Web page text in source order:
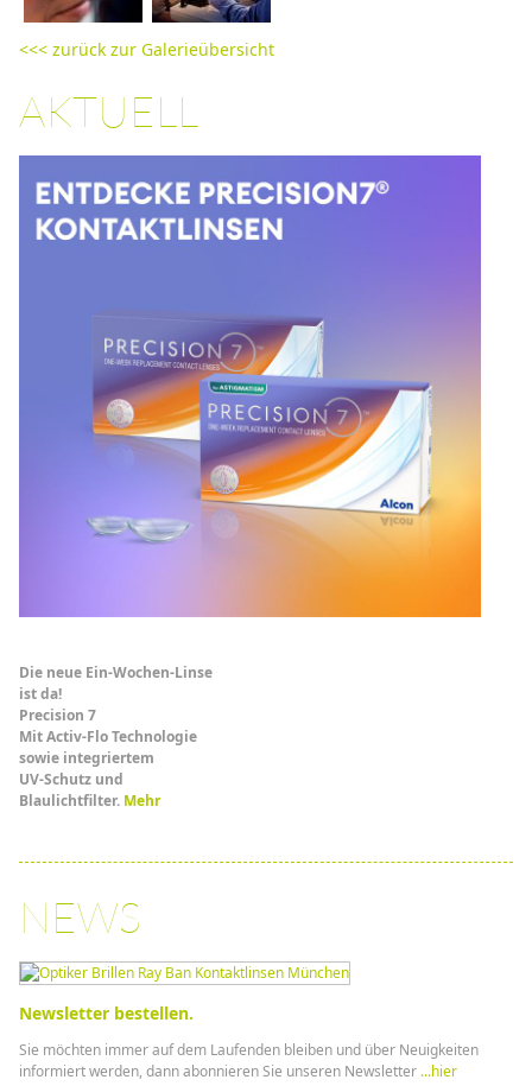
<<< zurück zur Galerieübersicht
AKTUELL
Die neue Ein-Wochen-Linse
ist da!
Precision 7
Mit Activ-Flo Technologie
sowie integriertem
UV-Schutz und
Blaulichtfilter. Mehr
NEWS
Newsletter bestellen.
Sie möchten immer auf dem Laufenden bleiben und über Neuigkeiten
informiert werden, dann abonnieren Sie unseren Newsletter ...hier